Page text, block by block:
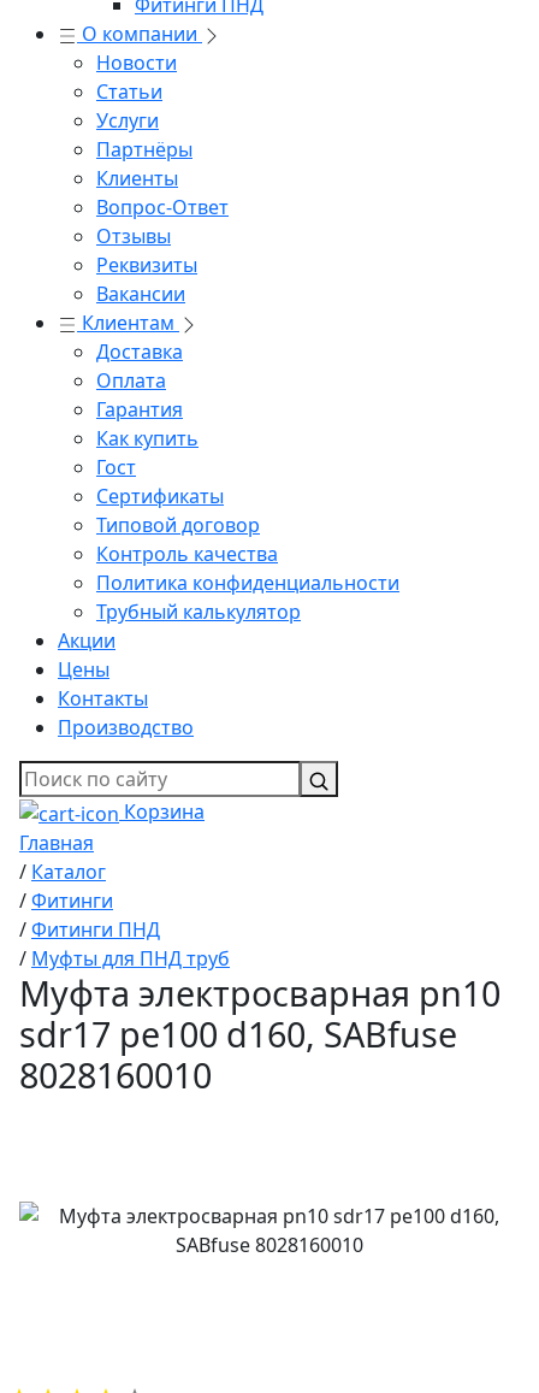
О компании
Новости
Статьи
Услуги
Партнёры
Клиенты
Вопрос-Ответ
Отзывы
Реквизиты
Вакансии
Клиентам
Доставка
Оплата
Гарантия
Как купить
Гост
Сертификаты
Типовой договор
Контроль качества
Политика конфиденциальности
Трубный калькулятор
Акции
Цены
Контакты
Производство
Корзина
Главная
/ Каталог
/Фитинги
/Фитинги ПНД
/ Муфты для ПНД труб
Муфта электросварная pn10
sdr17 pe100 d160, SABfuse
8028160010